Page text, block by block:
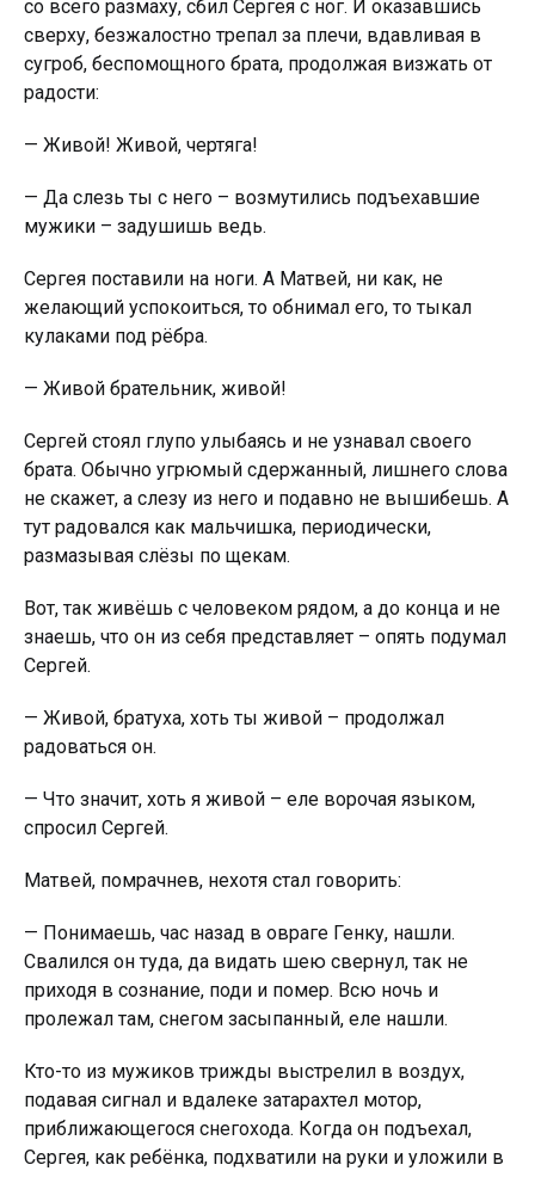
со всего размаху, сбил Сергея с ног. И оказавшись
сверху, безжалостно трепал за плечи, вдавливая в
сугроб, беспомощного брата, продолжая визжать от
радости:
— Живой! Живой, чертяга!
— Да слезь ты с него – возмутились подъехавшие
мужики – задушишь ведь.
Сергея поставили на ноги. А Матвей, ни как, не
желающий успокоиться, то обнимал его, то тыкал
кулаками под рёбра.
— Живой брательник, живой!
Сергей стоял глупо улыбаясь и не узнавал своего
брата. Обычно угрюмый сдержанный, лишнего слова
не скажет, а слезу из него и подавно не вышибешь. А
тут радовался как мальчишка, периодически,
размазывая слёзы по щекам.
Вот, так живёшь с человеком рядом, а до конца и не
знаешь, что он из себя представляет – опять подумал
Сергей.
— Живой, братуха, хоть ты живой – продолжал
радоваться он.
— Что значит, хоть я живой – еле ворочая языком,
спросил Сергей.
Матвей, помрачнев, нехотя стал говорить:
— Понимаешь, час назад в овраге Генку, нашли.
Свалился он туда, да видать шею свернул, так не
приходя в сознание, поди и пoмeр. Всю ночь и
пролежал там, снегом засыпанный, еле нашли.
Кто-то из мужиков трижды выстрелил в воздух,
подавая сигнал и вдалеке затарахтел мотор,
приближающегося снегохода. Когда он подъехал,
Сергея, как ребёнка, подхватили на руки и уложили в